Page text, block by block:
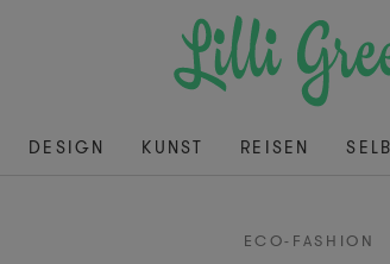
DESIGN KUNST REISEN
ECO-FASHION